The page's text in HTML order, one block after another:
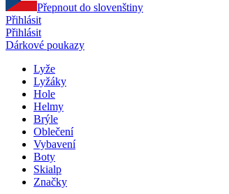
Přepnout do slovenštiny
Přihlásit
Přihlásit
Dárkové poukazy
Lyže
Lyžáky
Hole
Helmy
Brýle
Oblečení
Vybavení
Boty
Skialp
Značky